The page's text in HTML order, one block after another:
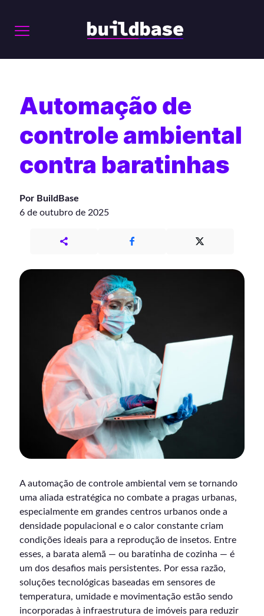
Automação de
controle ambiental
contra baratinhas
Por BuildBase
6 de outubro de 2025
A automação de controle ambiental vem se tornando
uma aliada estratégica no combate a pragas urbanas,
especialmente em grandes centros urbanos onde a
densidade populacional e o calor constante criam
condições ideais para a reprodução de insetos. Entre
esses, a barata alemã — ou baratinha de cozinha — é
um dos desafios mais persistentes. Por essa razão,
soluções tecnológicas baseadas em sensores de
temperatura, umidade e movimentação estão sendo
incorporadas à infraestrutura de imóveis para reduzir